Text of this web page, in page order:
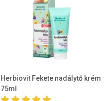
Herbiovit Fekete nadálytő krém
75ml